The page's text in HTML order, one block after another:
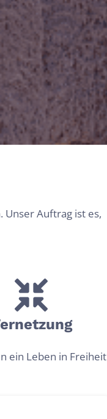
Unser Auftrag ist es,
ein Leben in Freiheit